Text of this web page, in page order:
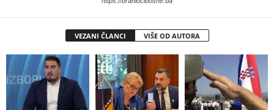
VEZANI ČLANCI VIŠE OD AUTORA